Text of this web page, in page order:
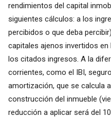
rendimientos del capital
siguientes cálculos: a los
percibidos o que deba
capitales ajenos invertidos
los citados ingresos. A la
corrientes, como el IBI,
amortización, que se calcula
construcción del inmueble
reducción a aplicar será del